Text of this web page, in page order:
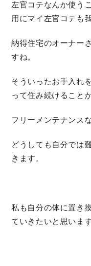
最響の家
Groovin’
nattoku住宅25
Blue Style
納得リフォームスタ
左官コテなんか使う
用にマイ左官コテも
納得住宅のオーナー
すね。
そういったお手入れ
って住み続けること
フリーメンテナンス
どうしても自分では
きます。
私も自分の体に置き
ていきたいと思います